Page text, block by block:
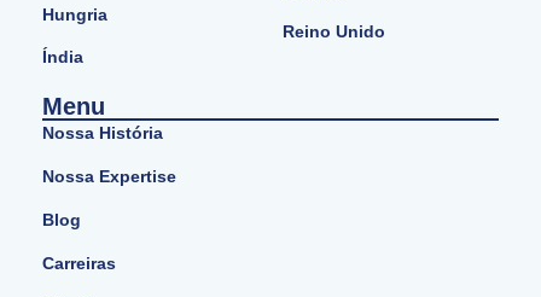
Hungria
Índia
Reino Unido
Menu
Nossa História
Nossa Expertise
Blog
Carreiras